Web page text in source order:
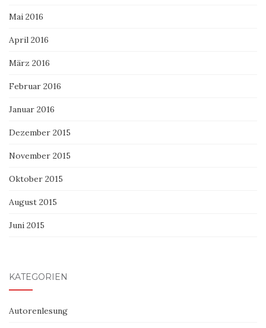
Mai 2016
April 2016
März 2016
Februar 2016
Januar 2016
Dezember 2015
November 2015
Oktober 2015
August 2015
Juni 2015
KATEGORIEN
Autorenlesung